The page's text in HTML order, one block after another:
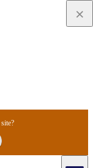
site?